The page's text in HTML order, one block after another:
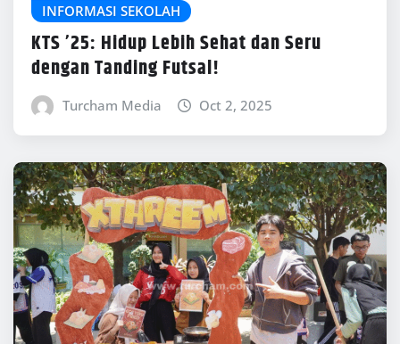
INFORMASI SEKOLAH
KTS ’25: Hidup Lebih Sehat dan Seru
dengan Tanding Futsal!
Turcham Media Oct 2, 2025